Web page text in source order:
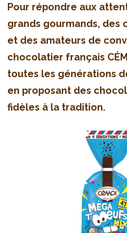
Pour répondre aux
grands gourmands, des
et des amateurs de
chocolatier français
toutes les générations
en proposant des
fidèles à la tradition.